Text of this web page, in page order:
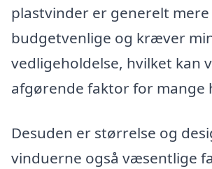
plastvinder er generelt mere
budgetvenlige og kræver
vedligeholdelse, hvilket kan
afgørende faktor for mange
Desuden er størrelse og
vinduerne også væsentlige